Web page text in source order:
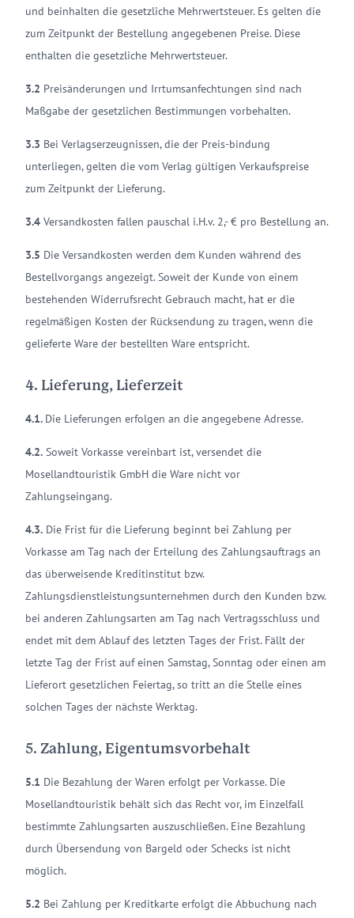
und beinhalten die gesetzliche Mehrwertsteuer. Es gelten die
zum Zeitpunkt der Bestellung angegebenen Preise. Diese
enthalten die gesetzliche Mehrwertsteuer.
3.2 Preisänderungen und Irrtumsanfechtungen sind nach
Maßgabe der gesetzlichen Bestimmungen vorbehalten.
3.3 Bei Verlagserzeugnissen, die der Preis-bindung
unterliegen, gelten die vom Verlag gültigen Verkaufspreise
zum Zeitpunkt der Lieferung.
3.4 Versandkosten fallen pauschal i.H.v. 2,- € pro Bestellung an.
3.5 Die Versandkosten werden dem Kunden während des
Bestellvorgangs angezeigt. Soweit der Kunde von einem
bestehenden Widerrufsrecht Gebrauch macht, hat er die
regelmäßigen Kosten der Rücksendung zu tragen, wenn die
gelieferte Ware der bestellten Ware entspricht.
4. Lieferung, Lieferzeit
4.1. Die Lieferungen erfolgen an die angegebene Adresse.
4.2. Soweit Vorkasse vereinbart ist, versendet die
Mosellandtouristik GmbH die Ware nicht vor
Zahlungseingang.
4.3. Die Frist für die Lieferung beginnt bei Zahlung per
Vorkasse am Tag nach der Erteilung des Zahlungsauftrags an
das überweisende Kreditinstitut bzw.
Zahlungsdienstleistungsunternehmen durch den Kunden bzw.
bei anderen Zahlungsarten am Tag nach Vertragsschluss und
endet mit dem Ablauf des letzten Tages der Frist. Fällt der
letzte Tag der Frist auf einen Samstag, Sonntag oder einen am
Lieferort gesetzlichen Feiertag, so tritt an die Stelle eines
solchen Tages der nächste Werktag.
5. Zahlung, Eigentumsvorbehalt
5.1 Die Bezahlung der Waren erfolgt per Vorkasse. Die
Mosellandtouristik behält sich das Recht vor, im Einzelfall
bestimmte Zahlungsarten auszuschließen. Eine Bezahlung
durch Übersendung von Bargeld oder Schecks ist nicht
möglich.
5.2 Bei Zahlung per Kreditkarte erfolgt die Abbuchung nach